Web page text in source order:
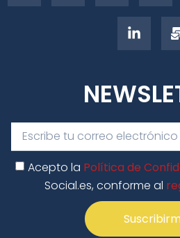
Acepto la Política de
Social.es, conforme al